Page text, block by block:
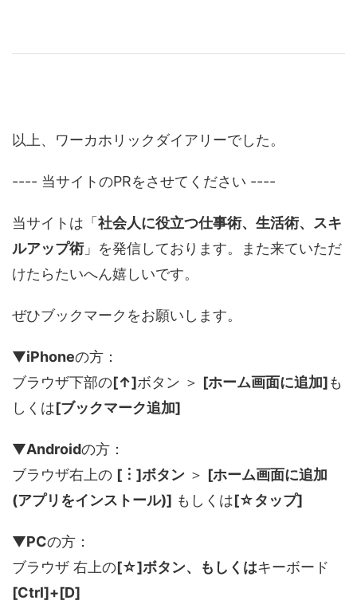
以上、ワーカホリックダイアリーでした。
---- 当サイトのPRをさせてください ----
当サイトは「社会人に役立つ仕事術、生活術、スキ
ルアップ術」を発信しております。また来ていただ
けたらたいへん嬉しいです。
ぜひブックマークをお願いします。
▼iPhoneの方：
ブラウザ下部の[↑]ボタン ＞ [ホーム画面に追加]も
しくは[ブックマーク追加]
▼Androidの方：
ブラウザ右上の [︙]ボタン ＞ [ホーム画面に追加
(アプリをインストール)] もしくは[☆タップ]
▼PCの方：
ブラウザ 右上の[☆]ボタン、もしくはキーボード
[Ctrl]+[D]